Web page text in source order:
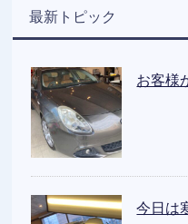
最新トピック
お客様
今日は